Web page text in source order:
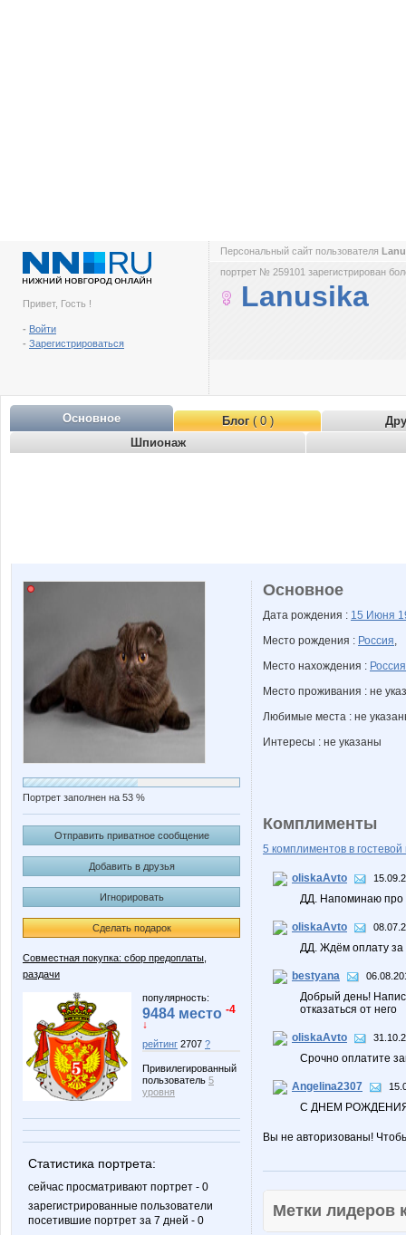
Привет, Гость !
- Войти
- Зарегистрироваться
Персональный сайт пользователя
портрет № 259101 зарегистрирован
Lanusika
Основное Блог( 0 )
Шпионаж
Портрет заполнен на 53 %
Отправить приватное сообщение
Добавить в друзья
Игнорировать
Сделать подарок
Совместная покупка: сбор предоплаты,
раздачи
популярность:
9484 место -4
↓
рейтинг 2707 ?
Привилегированный
пользователь 5
уровня
Статистика портрета:
сейчас просматривают портрет - 0
зарегистрированные пользователи
посетившие портрет за 7 дней - 0
Основное
Дата рождения : 15 Июня
Место рождения : Россия,
Место нахождения : Россия
Место проживания : не
Любимые места : не
Интересы : не указаны
Комплименты
5 комплиментов в гостевой
oliskaAvto
ДД. Напоминаю про
oliskaAvto
ДД. Ждём оплату
bestyana
Добрый день!
отказаться от него
oliskaAvto
Срочно оплатите
Angelina2307
С ДНЕМ
Вы не авторизованы!
Метки